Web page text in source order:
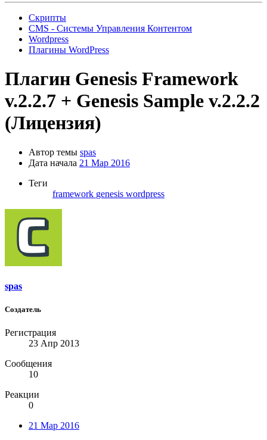
Скрипты
CMS - Системы Управления Контентом
Wordpress
Плагины WordPress
Плагин Genesis Framework
v.2.2.7 + Genesis Sample v.2.2.2
(Лицензия)
Автор темы spas
Дата начала 21 Мар 2016
Теги
framework genesis wordpress
spas
Создатель
Регистрация
23 Апр 2013
Сообщения
10
Реакции
0
21 Мар 2016